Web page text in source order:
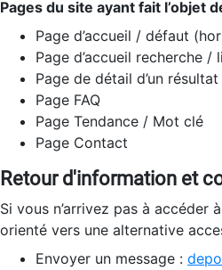
Pages du site ayant fait l’objet
Page d’accueil / défaut
Page d’accueil recherche /
Page de détail d’un résultat
Page FAQ
Page Tendance / Mot clé
Page Contact
Retour d'information et
Si vous n’arrivez pas à
orienté vers une alternative
Envoyer un message :